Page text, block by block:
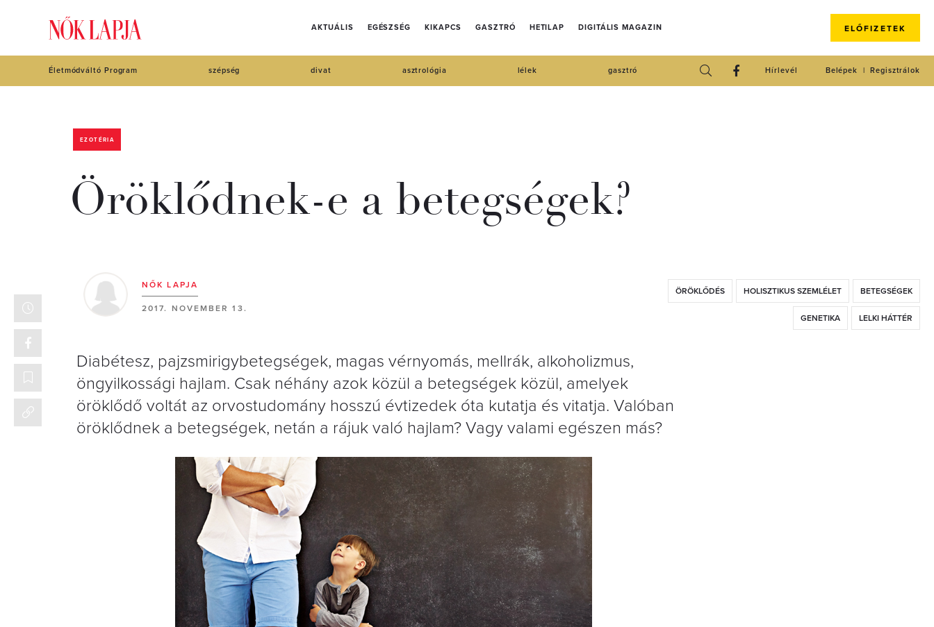
AKTUÁLIS EGÉSZSÉG KIKAPCS GASZTRÓ HETILAP DIGITÁLIS MAGAZIN ELŐFIZETEK
Életmódváltó Program szépség divat asztrológia lélek gasztró Regisztrálok
Belépek
Hírlevél
EZOTÉRIA
Öröklődnek-e a betegségek?
NŐK LAPJA
2017. NOVEMBER 13.
ÖRÖKLŐDÉS HOLISZTIKUS SZEMLÉLET BETEGSÉGEK
GENETIKA LELKI HÁTTÉR
Diabétesz, pajzsmirigybetegségek, magas vérnyomás, mellrák, alkoholizmus,
öngyilkossági hajlam. Csak néhány azok közül a betegségek közül, amelyek
öröklődő voltát az orvostudomány hosszú évtizedek óta kutatja és vitatja. Valóban
öröklődnek a betegségek, netán a rájuk való hajlam? Vagy valami egészen más?